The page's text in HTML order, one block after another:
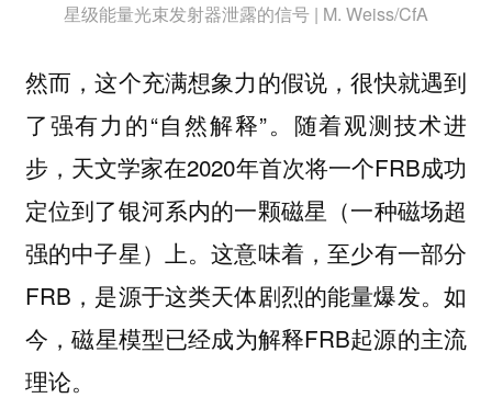
星级能量光束发射器泄露的信号 | M. Weiss/CfA
然而，这个充满想象力的假说，很快就遇到
了强有力的“自然解释”。随着观测技术进
步，天文学家在2020年首次将一个FRB成功
定位到了银河系内的一颗磁星（一种磁场超
强的中子星）上。这意味着，至少有一部分
FRB，是源于这类天体剧烈的能量爆发。如
今，磁星模型已经成为解释FRB起源的主流
理论。